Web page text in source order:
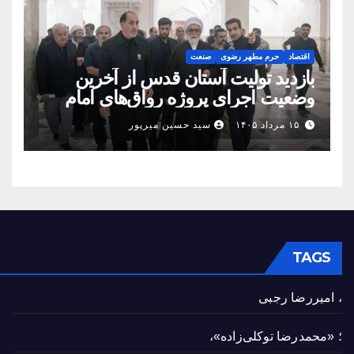
اقتصاد حرم مطهر رضوی صنعت
بازدید تولیت آستان قدس از آخرین
وضعیت اجرای پروژه رواق‌های امام
حسین(ع) و امیرالمؤمنین(ع)
۱۵ مرداد ۱۴۰۵ سید حسین میرپور
TAGS
، امیررضا رجبی
؛ «محمدرضا توکلی‌زاده»،